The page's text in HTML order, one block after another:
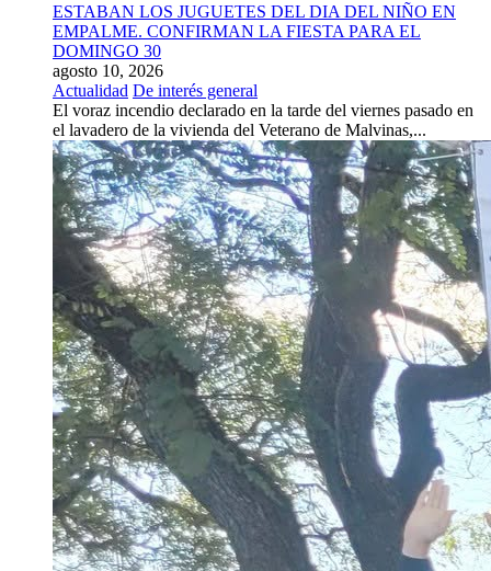
ESTABAN LOS JUGUETES DEL DIA DEL NIÑO EN
EMPALME. CONFIRMAN LA FIESTA PARA EL
DOMINGO 30
agosto 10, 2026
Actualidad De interés general
El voraz incendio declarado en la tarde del viernes pasado en
el lavadero de la vivienda del Veterano de Malvinas,...